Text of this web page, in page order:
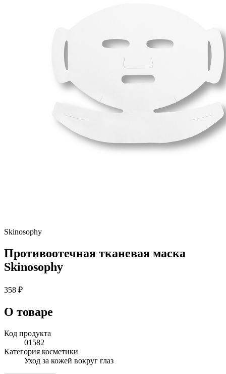
Skinosophy
Противоотечная тканевая маска
Skinosophy
358 ₽
О товаре
Код продукта
01582
Категория косметики
Уход за кожей вокруг глаз